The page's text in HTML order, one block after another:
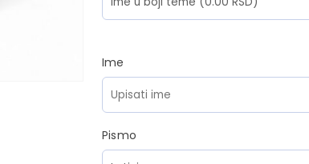
Ime
Pismo